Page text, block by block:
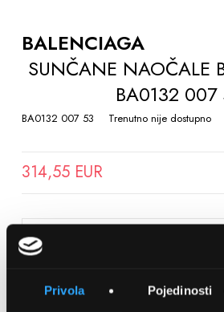
Privola Pojedinosti
THE
BEGINNING
OF
GALLERY
BALENCIAGA
SUNČANE NAOČALE
BA0132 007
BA0132 007 53 Trenutno nije dostupno
314,55 EUR
SPREMITE NA
Detalji